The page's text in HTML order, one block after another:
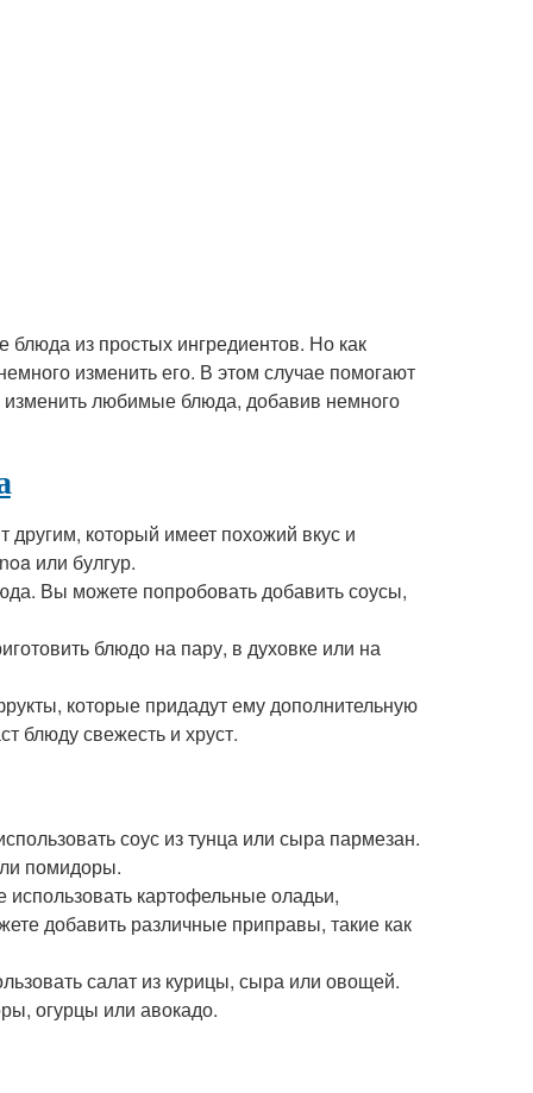
блюда из простых ингредиентов. Но как
изменить его. В этом случае помогают
изменить любимые блюда, добавив немного
который имеет похожий вкус и
или булгур.
Вы можете попробовать добавить соусы,
блюдо на пару, в духовке или на
которые придадут ему дополнительную
блюду свежесть и хруст.
соус из тунца или сыра пармезан.
помидоры.
картофельные оладьи,
добавить различные приправы, такие как
салат из курицы, сыра или овощей.
огурцы или авокадо.